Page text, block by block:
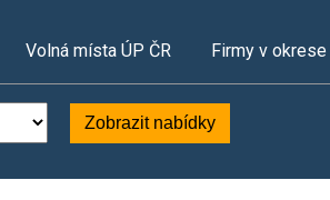
Volná místa ÚP ČR Firmy v okrese
Zobrazit nabídky